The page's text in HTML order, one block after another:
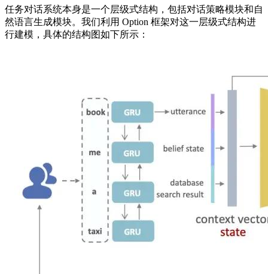
任务对话系统本身是一个层级式结构，包括对话策略模块和自
然语言生成模块。我们利用 Option 框架对这一层级式结构进
行建模，具体的结构图如下所示：